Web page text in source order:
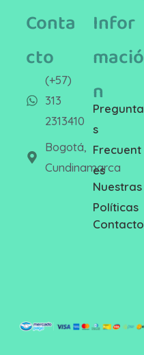
Conta
cto
(+57)
313
2313410
Bogotá,
Cundinamarca
Infor
mació
n
Pregunta
s
Frecuent
es
Nuestras
Políticas
Contacto